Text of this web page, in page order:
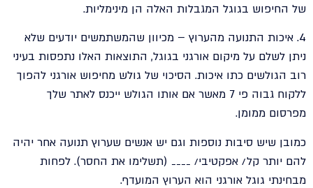
של החיפוש בגוגל המגבלות האלה הן מינימליות.
4. איכות התנועה מהערוץ – מכיוון שהמשתמשים יודעים שלא
ניתן לשלם על מיקום אורגני בגוגל, התוצאות האלו נתפסות בעיני
רוב הגולשים כתו איכות. הסיכוי של גולש מחיפוש אורגני להפוך
ללקוח גבוה פי 7 מאשר אם אותו הגולש ייכנס לאתר שלך
מפרסום ממומן.
כמובן שיש סיבות נוספות וגם יש אנשים שערוץ תנועה אחר יהיה
להם יותר קל/ אפקטיבי/ ____ (תשלימו את החסר). לפחות
מבחינתי גוגל אורגני הוא הערוץ המועדף.